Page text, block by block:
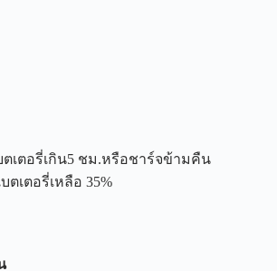
เตอรี่เกิน5 ชม.หรือชาร์จข้ามคืน
ตเตอรี่เหลือ 35%